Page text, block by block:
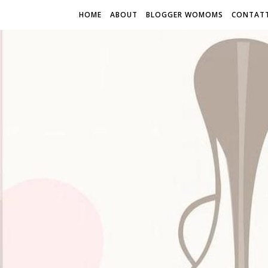
HOME ABOUT BLOGGER WOMOMS